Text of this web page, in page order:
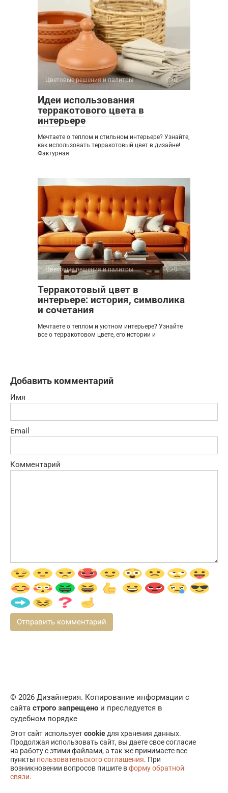
Цветовые решения и палитры 0
Идеи использования
терракотового цвета в
интерьере
Мечтаете о теплом и стильном интерьере? Узнайте,
как использовать терракотовый цвет в дизайне!
Фактурная
Цветовые решения и палитры 0
Терракотовый цвет в
интерьере: история, символика
и сочетания
Мечтаете о теплом и уютном интерьере? Узнайте
все о терракотовом цвете, его истории и
Добавить комментарий
Имя
Email
Комментарий
© 2026 Дизайнерия. Копирование информации с
сайта строго запрещено и преследуется в
судебном порядке
Этот сайт используетcookieдля хранения данных.
Продолжая использовать сайт, вы даете свое согласие
на работу с этими файлами, а так же принимаете все
пункты пользовательского соглашения. При
возникновении вопросов пишите вформу обратной
связи.